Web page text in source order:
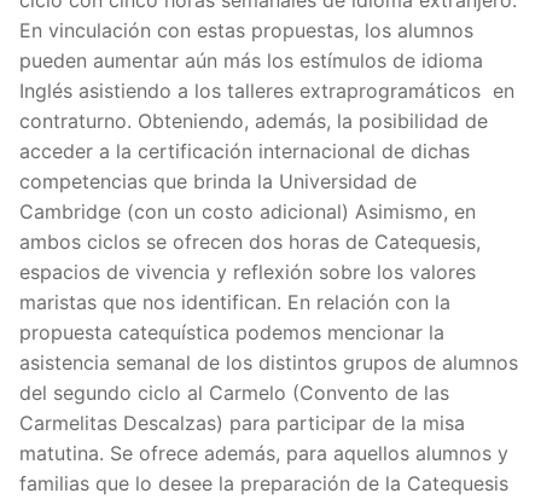
En vinculación con estas propuestas, los alumnos
pueden aumentar aún más los estímulos de idioma
Inglés asistiendo a los talleres extraprogramáticos en
contraturno. Obteniendo, además, la posibilidad de
acceder a la certificación internacional de dichas
competencias que brinda la Universidad de
Cambridge (con un costo adicional) Asimismo, en
ambos ciclos se ofrecen dos horas de Catequesis,
espacios de vivencia y reflexión sobre los valores
maristas que nos identifican. En relación con la
propuesta catequística podemos mencionar la
asistencia semanal de los distintos grupos de alumnos
del segundo ciclo al Carmelo (Convento de las
Carmelitas Descalzas) para participar de la misa
matutina. Se ofrece además, para aquellos alumnos y
familias que lo desee la preparación de la Catequesis